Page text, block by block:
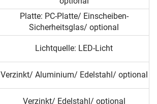
Platte: PC-Platte/ Einscheiben-
Sicherheitsglas/ optional
Lichtquelle: LED-Licht
Verzinkt/ Aluminium/ Edelstahl/ optional
Verzinkt/ Edelstahl/ optional